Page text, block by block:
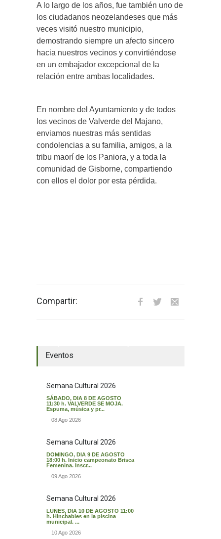
A lo largo de los años, fue también uno de
los ciudadanos neozelandeses que más
veces visitó nuestro municipio,
demostrando siempre un afecto sincero
hacia nuestros vecinos y convirtiéndose
en un embajador excepcional de la
relación entre ambas localidades.
En nombre del Ayuntamiento y de todos
los vecinos de Valverde del Majano,
enviamos nuestras más sentidas
condolencias a su familia, amigos, a la
tribu maorí de los Paniora, y a toda la
comunidad de Gisborne, compartiendo
con ellos el dolor por esta pérdida.
Compartir:
Eventos
Semana Cultural 2026
SÁBADO, DIA 8 DE AGOSTO
11:30 h. VALVERDE SE MOJA.
Espuma, música y pr...
08 Ago 2026
Semana Cultural 2026
DOMINGO, DIA 9 DE AGOSTO
18:00 h. Inicio campeonato Brisca
Femenina. Inscr...
09 Ago 2026
Semana Cultural 2026
LUNES, DIA 10 DE AGOSTO 11:00
h. Hinchables en la piscina
municipal. ...
10 Ago 2026